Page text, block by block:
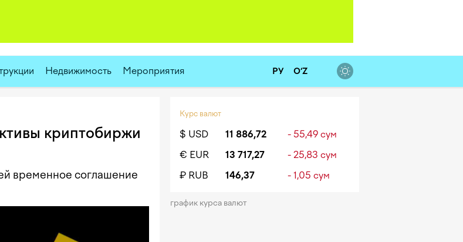
Недвижимость Мероприятия РУ O‘Z
криптобиржи
временное соглашение
Курс валют
$ USD 11 886,72
- 55,49 сум
€ EUR
13 717,27
- 25,83 сум
₽ RUB
146,37 - 1,05 сум
график курса валют